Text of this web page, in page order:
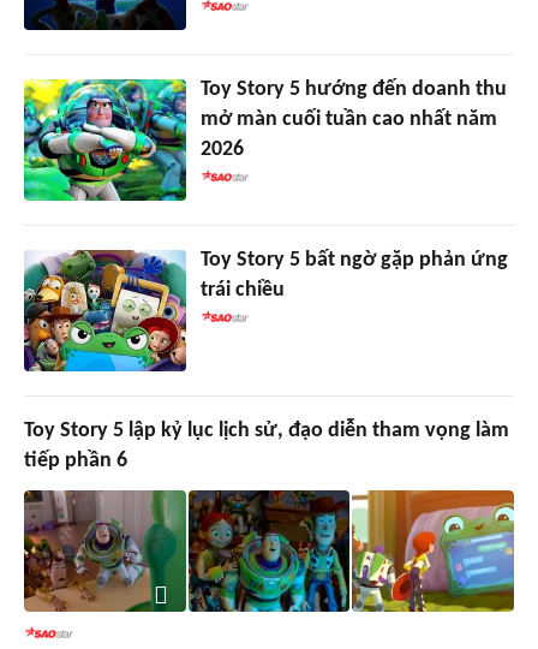
Toy Story 5 hướng đến doanh thu
mở màn cuối tuần cao nhất năm
2026
Toy Story 5 bất ngờ gặp phản ứng
trái chiều
Toy Story 5 lập kỷ lục lịch sử, đạo diễn tham vọng làm
tiếp phần 6